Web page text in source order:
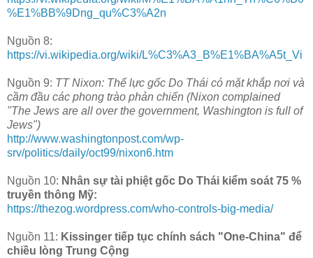
%E1%BB%9Dng_qu%C3%A2n
Nguồn 8:
https://vi.wikipedia.org/wiki/L%C3%A3_B%E1%BA%A5t_Vi
Nguồn 9: TT Nixon: Thế lực gốc Do Thái có mặt khắp nơi và
cầm đầu các phong trào phản chiến (Nixon complained
"The Jews are all over the government, Washington is full of
Jews")
http://www.washingtonpost.com/wp-
srv/politics/daily/oct99/nixon6.htm
Nguồn 10: Nhân sự tài phiệt gốc Do Thái kiểm soát 75 %
truyền thông Mỹ:
https://thezog.wordpress.com/who-controls-big-media/
Nguồn 11: Kissinger tiếp tục chính sách "One-China" để
chiều lòng Trung Cộng